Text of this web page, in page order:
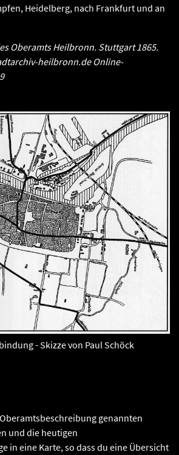
Heidelberg, nach Frankfurt und an
Oberamts Heilbronn. Stuttgart 1865.
heilbronn.de Online-
- Skizze von Paul Schöck
genannten
und die heutigen
in eine Karte, so dass du eine Übersicht